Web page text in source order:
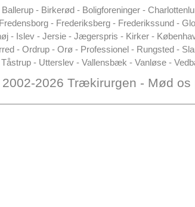
- Birkerød - Boligforeninger -
- Frederiksberg - Frederikssund -
- Islev - Jersie - Jægerspris - Kirker -
- Ordrup - Orø - Professionel - Rungsted -
Tåstrup - Utterslev - Vallensbæk - Vanløse -
2026 Trækirurgen - Mød os